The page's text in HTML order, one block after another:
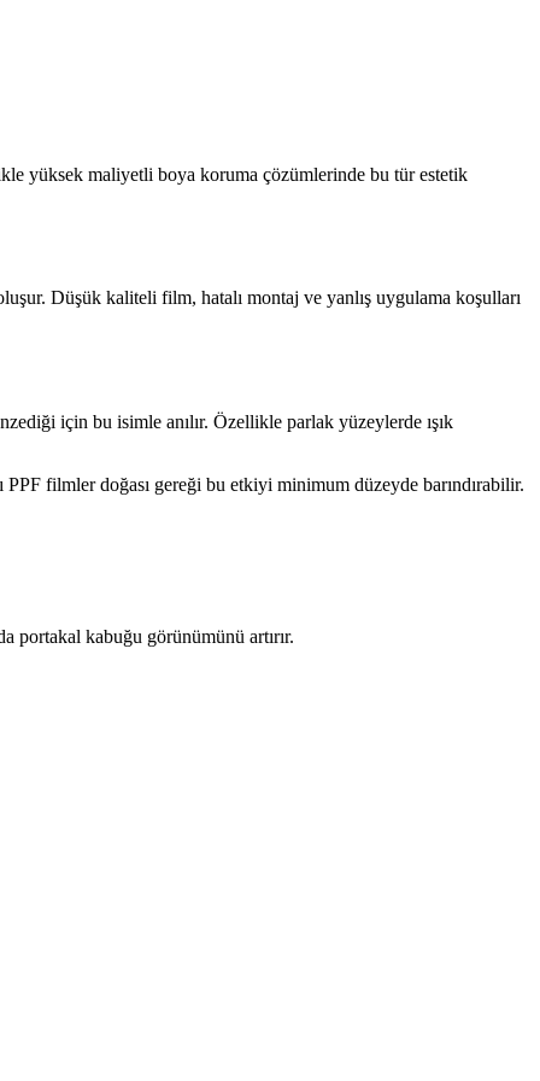
yüksek maliyetli boya koruma çözümlerinde bu tür estetik
Düşük kaliteli film, hatalı montaj ve yanlış uygulama koşulları
için bu isimle anılır. Özellikle parlak yüzeylerde ışık
filmler doğası gereği bu etkiyi minimum düzeyde barındırabilir.
kabuğu görünümünü artırır.